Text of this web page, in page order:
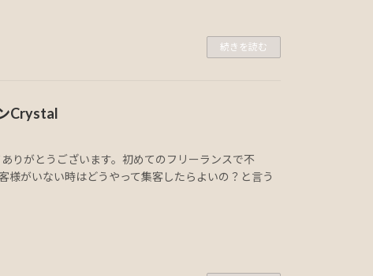
続きを読む
Crystal
りがとうございます。初めてのフリーランスで不
がいない時はどうやって集客したらよいの？と言う